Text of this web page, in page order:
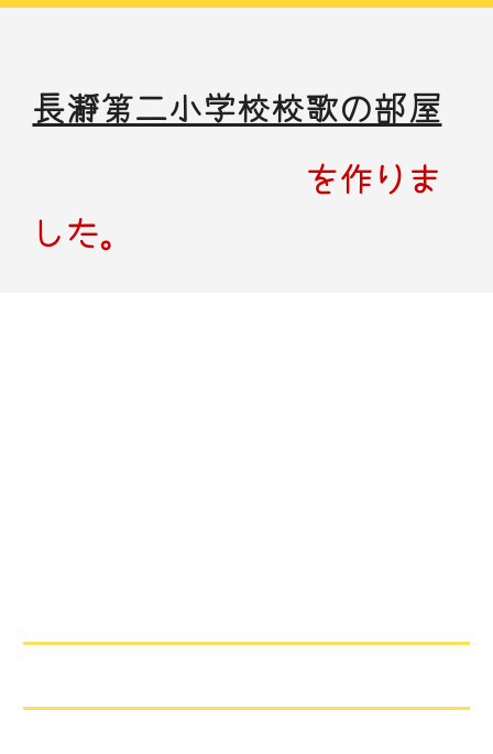
長瀞第二小学校校歌の部屋
を作りま
した。